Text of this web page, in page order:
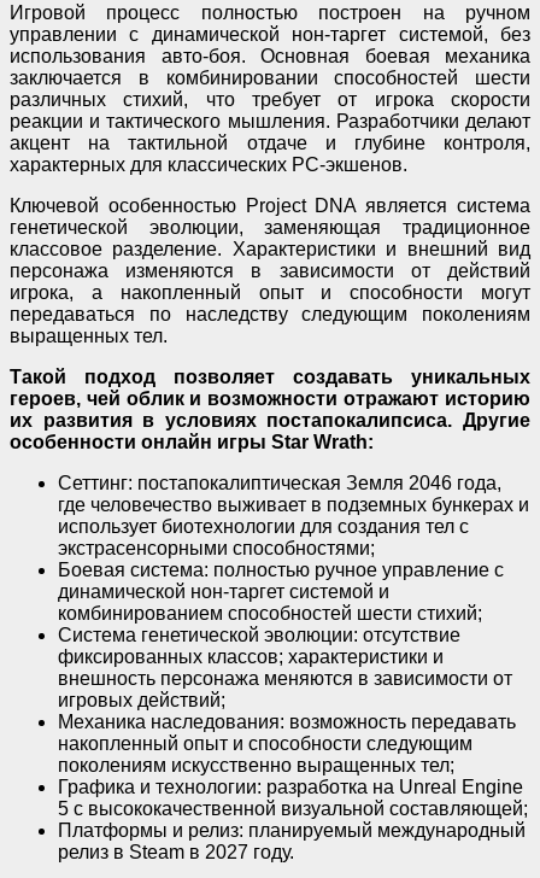
Игровой процесс полностью построен на ручном
управлении с динамической нон-таргет системой, без
использования авто-боя. Основная боевая механика
заключается в комбинировании способностей шести
различных стихий, что требует от игрока скорости
реакции и тактического мышления. Разработчики делают
акцент на тактильной отдаче и глубине контроля,
характерных для классических PC-экшенов.
Ключевой особенностью Project DNA является система
генетической эволюции, заменяющая традиционное
классовое разделение. Характеристики и внешний вид
персонажа изменяются в зависимости от действий
игрока, а накопленный опыт и способности могут
передаваться по наследству следующим поколениям
выращенных тел.
Такой подход позволяет создавать уникальных
героев, чей облик и возможности отражают историю
их развития в условиях постапокалипсиса. Другие
особенности онлайн игры Star Wrath:
Сеттинг: постапокалиптическая Земля 2046 года,
где человечество выживает в подземных бункерах и
использует биотехнологии для создания тел с
экстрасенсорными способностями;
Боевая система: полностью ручное управление с
динамической нон-таргет системой и
комбинированием способностей шести стихий;
Система генетической эволюции: отсутствие
фиксированных классов; характеристики и
внешность персонажа меняются в зависимости от
игровых действий;
Механика наследования: возможность передавать
накопленный опыт и способности следующим
поколениям искусственно выращенных тел;
Графика и технологии: разработка на Unreal Engine
5 с высококачественной визуальной составляющей;
Платформы и релиз: планируемый международный
релиз в Steam в 2027 году.